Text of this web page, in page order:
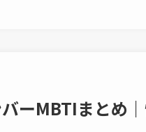
バーMBTIまとめ